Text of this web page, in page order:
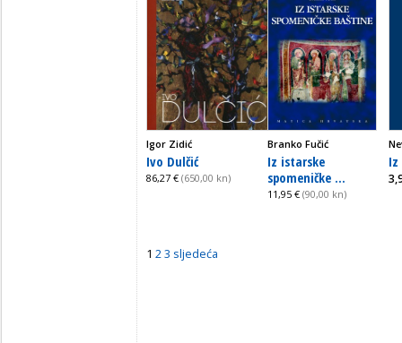
Igor Zidić
Ivo Dulčić
86,27 € (650,00 kn)
Branko Fučić
Iz istarske
spomeničke ...
11,95 € (90,00 kn)
Iz
1 23 sljedeća